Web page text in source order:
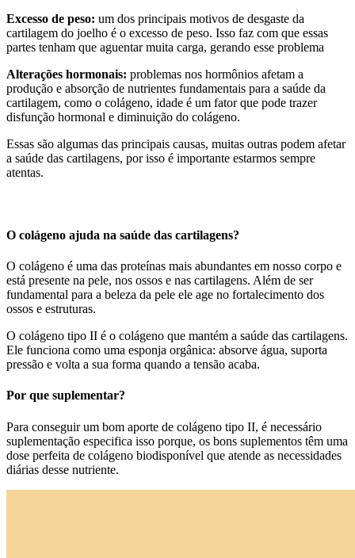
Excesso de peso: um dos principais motivos de desgaste da
cartilagem do joelho é o excesso de peso. Isso faz com que essas
partes tenham que aguentar muita carga, gerando esse problema
Alterações hormonais: problemas nos hormônios afetam a
produção e absorção de nutrientes fundamentais para a saúde da
cartilagem, como o colágeno, idade é um fator que pode trazer
disfunção hormonal e diminuição do colágeno.
Essas são algumas das principais causas, muitas outras podem afetar
a saúde das cartilagens, por isso é importante estarmos sempre
atentas.
O colágeno ajuda na saúde das cartilagens?
O colágeno é uma das proteínas mais abundantes em nosso corpo e
está presente na pele, nos ossos e nas cartilagens. Além de ser
fundamental para a beleza da pele ele age no fortalecimento dos
ossos e estruturas.
O colágeno tipo II é o colágeno que mantém a saúde das cartilagens.
Ele funciona como uma esponja orgânica: absorve água, suporta
pressão e volta a sua forma quando a tensão acaba.
Por que suplementar?
Para conseguir um bom aporte de colágeno tipo II, é necessário
suplementação especifica isso porque, os bons suplementos têm uma
dose perfeita de colágeno biodisponível que atende as necessidades
diárias desse nutriente.